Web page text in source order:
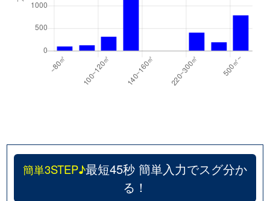
簡単3STEP♪最短45秒 簡単入力でスグ分か
る！